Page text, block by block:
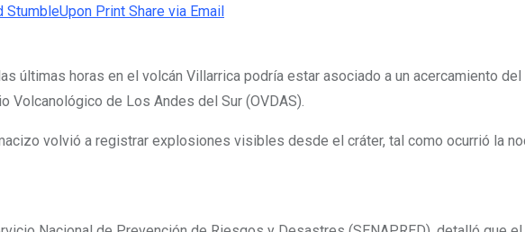
StumbleUpon Print Share via Email
últimas horas en el volcán Villarrica podría estar asociado a un acercamiento
de Los Andes del Sur (OVDAS).
volvió a registrar explosiones visibles desde el cráter, tal como ocurrió la